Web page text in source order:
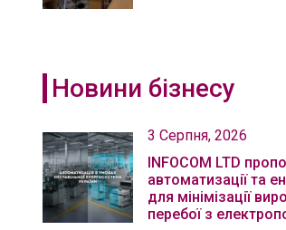
Новини бізнесу
3 Серпня, 2026
INFOCOM LTD
автоматизації та
для мінімізації
перебої з